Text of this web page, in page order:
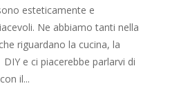
esteticamente e
Ne abbiamo tanti nella
riguardano la cucina, la
e ci piacerebbe parlarvi di
il...